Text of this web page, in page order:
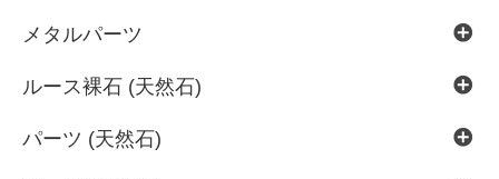
メタルパーツ
ルース裸石 (天然石)
パーツ (天然石)